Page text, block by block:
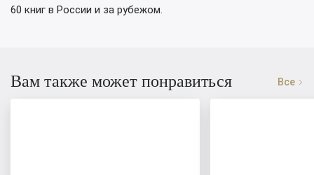
60 книг в России и за рубежом.
Вам также может понравиться Все